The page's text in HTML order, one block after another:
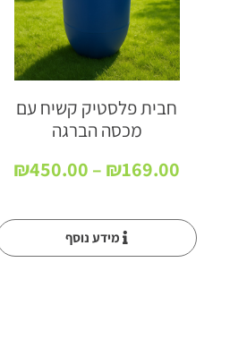
חבית פלסטיק קשיח עם
מכסה הברגה
₪169.00
–
₪450.00
מידע נוסף